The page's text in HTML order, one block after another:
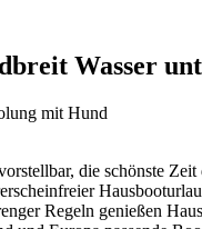
Wasser
mit Hund
die schönste
Regeln genießen